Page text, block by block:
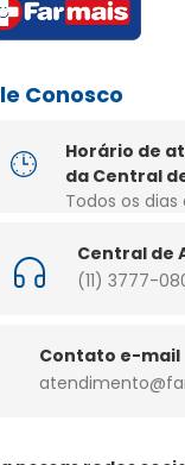
Conosco
Horário de
da Central
Todos os dias
Central de
(11) 3777-
Contato e-mail